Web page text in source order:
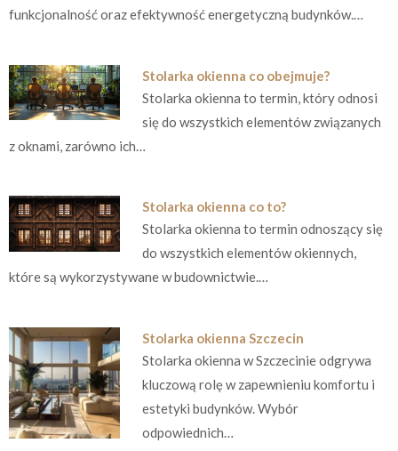
funkcjonalność oraz efektywność energetyczną budynków.…
Stolarka okienna co obejmuje?
Stolarka okienna to termin, który odnosi
się do wszystkich elementów związanych
z oknami, zarówno ich…
Stolarka okienna co to?
Stolarka okienna to termin odnoszący się
do wszystkich elementów okiennych,
które są wykorzystywane w budownictwie.…
Stolarka okienna Szczecin
Stolarka okienna w Szczecinie odgrywa
kluczową rolę w zapewnieniu komfortu i
estetyki budynków. Wybór
odpowiednich…